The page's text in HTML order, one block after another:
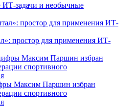
и необычные
простор для применения ИТ-
Максим Паршин избран
спортивного